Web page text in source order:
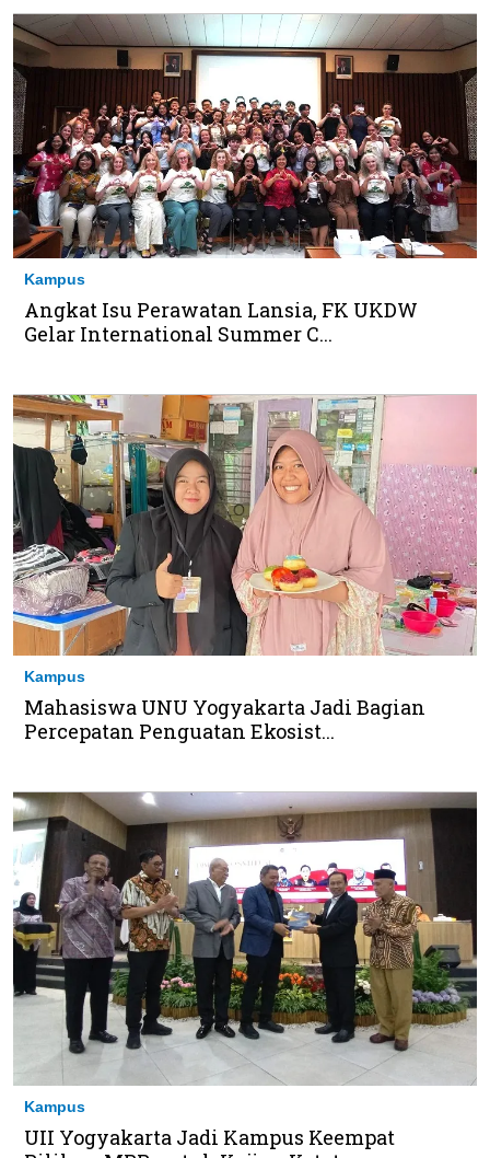
Kampus
Angkat Isu Perawatan Lansia, FK UKDW
Gelar International Summer C...
Kampus
Mahasiswa UNU Yogyakarta Jadi Bagian
Percepatan Penguatan Ekosist...
Kampus
UII Yogyakarta Jadi Kampus Keempat